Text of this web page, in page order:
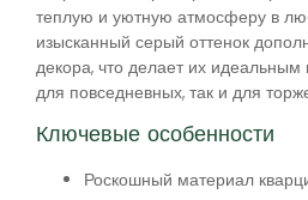
теплую и уютную атмосферу в
изысканный серый оттенок
декора, что делает их
для повседневных, так и для
Ключевые особенности
Роскошный материал